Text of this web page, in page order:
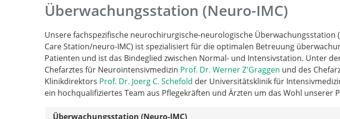
Überwachungsstation (Neuro-IMC)
Unsere fachspezifische neurochirurgische-neurologische Überwachungsstation
Care Station/neuro-IMC) ist spezialisiert für die optimalen Betreuung
Patienten und ist das Bindeglied zwischen Normal- und Intensivstation. Unter
Chefarztes für Neurointensivmedizin Prof. Dr. Werner Z'Graggen und des
Klinikdirektors Prof. Dr. Joerg C. Schefold der Universitätsklinik für
ein hochqualifiziertes Team aus Pflegekräften und Ärzten um das Wohl unserer
Überwachungsstation (Neuro-IMC)